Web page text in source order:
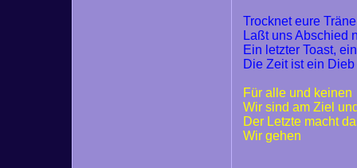
Trocknet eure
Laßt uns Abschied
Ein letzter Toast,
Die Zeit ist ein Dieb
Für alle und keinen
Wir sind am Ziel
Der Letzte macht
Wir gehen